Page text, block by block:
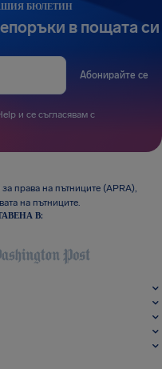
БЮЛЕТИН
в пощата си
Абонирайте се
и се съгласявам с
права на пътниците (APRA),
на пътниците.
В: